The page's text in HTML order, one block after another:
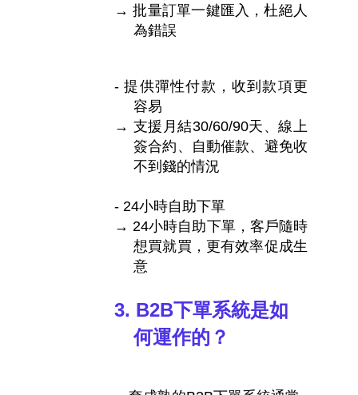
→ 批量訂單一鍵匯入 ，杜絕人
為錯誤
-提供彈性付款，收到款項更
容易
→ 支援月結30/60/90天、線上
簽合約、自動催款、避免收
不到錢的情況
-24小時自助下單
→ 24小時自助下單，客戶隨時
想買就買，更有效率促成生
意
3. B2B下單系統是如
何運作的？